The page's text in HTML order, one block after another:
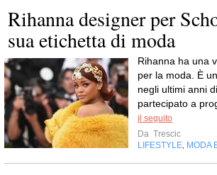
Rihanna designer per
sua etichetta di moda
Rihanna ha una
per la moda. È
negli ultimi anni
partecipato a
il seguito
Da Trescic
LIFESTYLE MODA